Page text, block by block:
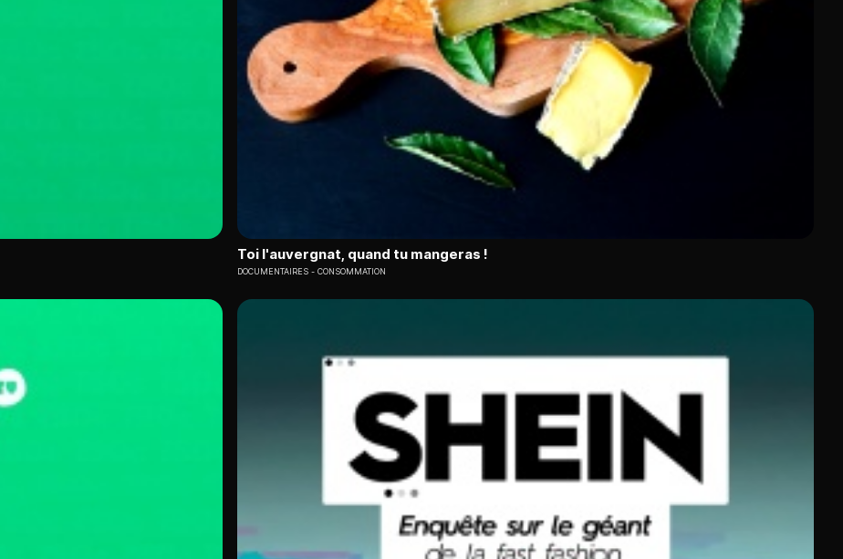
Toi l'auvergnat, quand tu mangeras !
DOCUMENTAIRES CONSOMMATION